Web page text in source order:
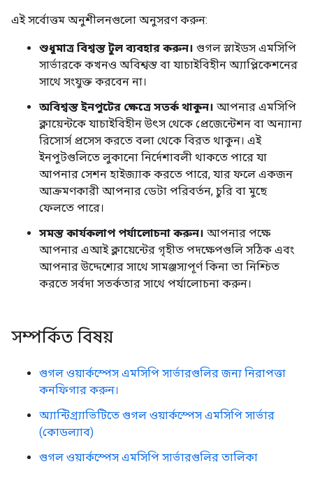
এই সর্বোত্তম অনুশীলনগুলো অনুসরণ করুন:
শুধুমাত্র বিশ্বস্ত টুল ব্যবহার করুন। গুগল স্লাইডস এমসিপি
সার্ভারকে কখনও অবিশ্বস্ত বা যাচাইবিহীন অ্যাপ্লিকেশনের
সাথে সংযুক্ত করবেন না।
অবিশ্বস্ত ইনপুটের ক্ষেত্রে সতর্ক থাকুন। আপনার এমসিপি
ক্লায়েন্টকে যাচাইবিহীন উৎস থেকে প্রেজেন্টেশন বা অন্যান্য
রিসোর্স প্রসেস করতে বলা থেকে বিরত থাকুন। এই
ইনপুটগুলিতে লুকানো নির্দেশাবলী থাকতে পারে যা
আপনার সেশন হাইজ্যাক করতে পারে, যার ফলে একজন
আক্রমণকারী আপনার ডেটা পরিবর্তন, চুরি বা মুছে
ফেলতে পারে।
সমস্ত কার্যকলাপ পর্যালোচনা করুন। আপনার পক্ষে
আপনার এআই ক্লায়েন্টের গৃহীত পদক্ষেপগুলি সঠিক এবং
আপনার উদ্দেশ্যের সাথে সামঞ্জস্যপূর্ণ কিনা তা নিশ্চিত
করতে সর্বদা সতর্কতার সাথে পর্যালোচনা করুন।
সম্পর্কিত বিষয়
গুগল ওয়ার্কস্পেস এমসিপি সার্ভারগুলির জন্য নিরাপত্তা
কনফিগার করুন।
অ্যান্টিগ্র্যাভিটিতে গুগল ওয়ার্কস্পেস এমসিপি সার্ভার
(কোডল্যাব)
গুগল ওয়ার্কস্পেস এমসিপি সার্ভারগুলির তালিকা